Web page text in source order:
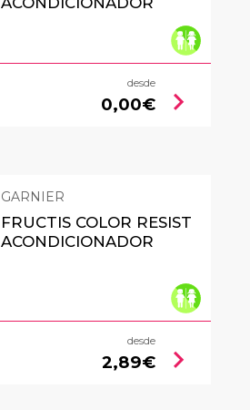
desde
0,00€ chevron_right
GARNIER
FRUCTIS COLOR RESIST
ACONDICIONADOR
desde
2,89€ chevron_right